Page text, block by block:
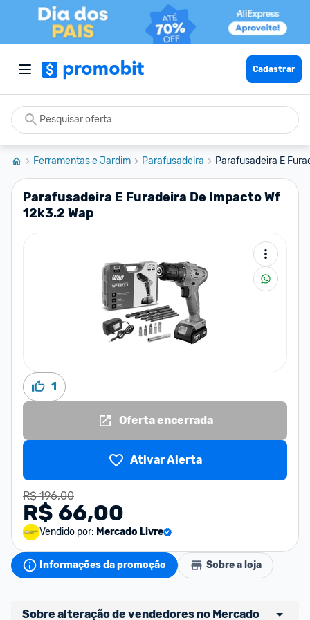
Cadastrar
Ferramentas e Jardim Parafusadeira Parafusadeira E
Parafusadeira E Furadeira De Impacto Wf
12k3.2 Wap
1
Oferta encerrada
Ativar Alerta
R$ 196,00
R$ 66,00
Vendido por: Mercado Livre
Informações da promoção Sobre a loja
Sobre alteração de vendedores no Mercado